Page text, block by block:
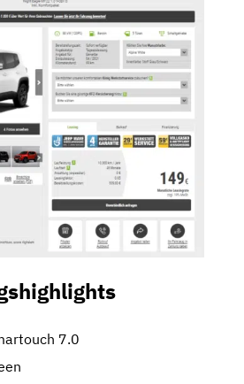
7.0